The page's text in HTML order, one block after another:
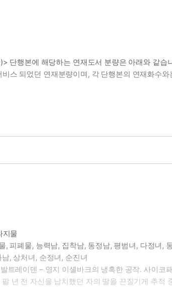
단행본에 해당하는 연재도서 분량은 아래와 같습
스 되었던 연재분량이며, 각 단행본의 연재화수
지물
, 피폐물, 능력남, 집착남, 동정남, 평범녀, 다정녀,
, 상처녀, 순정녀, 순진녀
트레이덴 – 영지 이셸바크의 냉혹한 공작. 사이
년 전 자신을 납치했던 자의 딸을 끈질기게 추적